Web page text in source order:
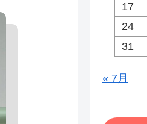
17
24
31
« 7月